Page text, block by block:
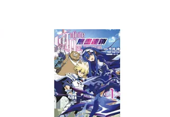
(2)
司北京公司(1)
社(1)